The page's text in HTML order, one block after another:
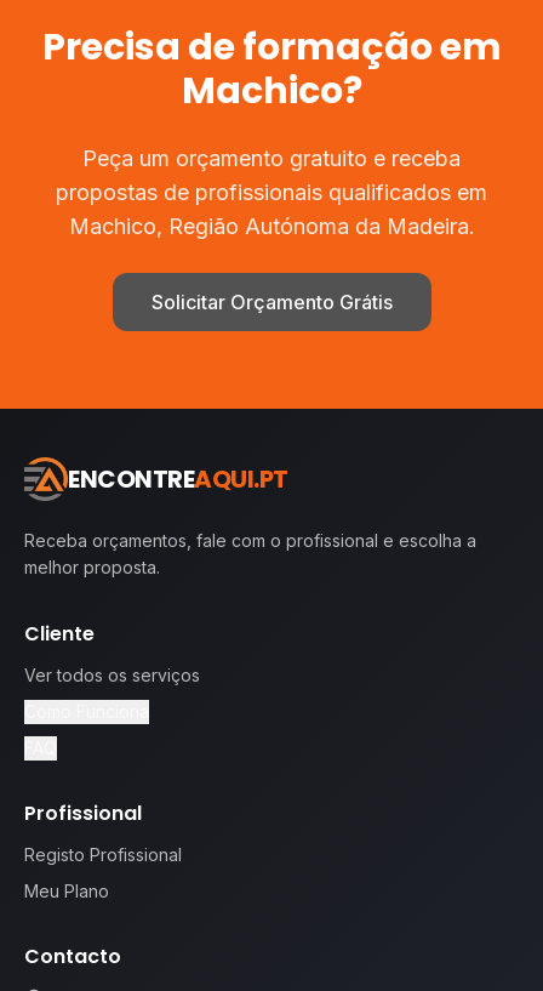
Precisa deformaçãoem
Machico?
Peça um orçamento gratuito e receba
propostas de profissionais qualificados em
Machico, Região Autónoma da Madeira.
Solicitar Orçamento Grátis
ENCONTREAQUI.PT
Receba orçamentos, fale com o profissional e escolha a
melhor proposta.
Cliente
Ver todos os serviços
Profissional
Registo Profissional
Meu Plano
Contacto